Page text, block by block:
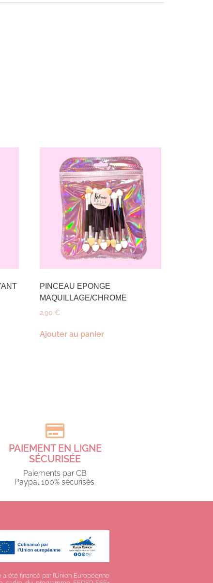
PINCEAU EPONGE
MAQUILLAGE/CHROME
2,90€
Ajouter au panier
PAIEMENT EN LIGNE
SÉCURISÉE
Paiements par CB
Paypal 100% sécurisés.​
a été financé par l’Union Européenne